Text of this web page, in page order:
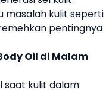
masalah kulit seperti
pentingnya
Oil di Malam
saat kulit dalam